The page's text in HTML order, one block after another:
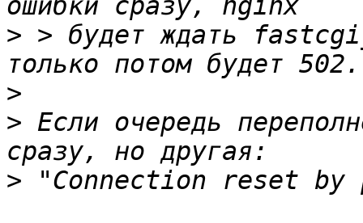
> > будет ждать
>
> Если очередь
>